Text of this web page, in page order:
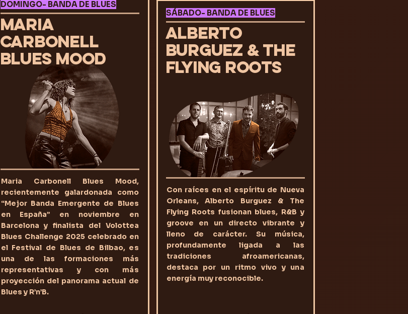
DOMINGO- BANDA DE BLUES
MARIA
CARBONELL
BLUES MOOD
Maria Carbonell Blues Mood,
recientemente galardonada como
“Mejor Banda Emergente de Blues
en España” en noviembre en
Barcelona y finalista del Volottea
Blues Challenge 2025 celebrado en
el Festival de Blues de Bilbao, es
una de las formaciones más
representativas y con más
proyección del panorama actual de
Blues y R’n’B.
SÁBADO- BANDA DE BLUES
ALBERTO
BURGUEZ & THE
FLYING ROOTS
Con raíces en el espíritu de Nueva
Orleans, Alberto Burguez & The
Flying Roots fusionan blues, R&B y
groove en un directo vibrante y
lleno de carácter. Su música,
profundamente ligada a las
tradiciones afroamericanas,
destaca por un ritmo vivo y una
energía muy reconocible.